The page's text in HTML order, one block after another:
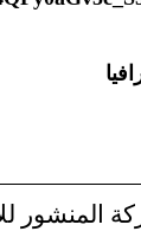
المنشور